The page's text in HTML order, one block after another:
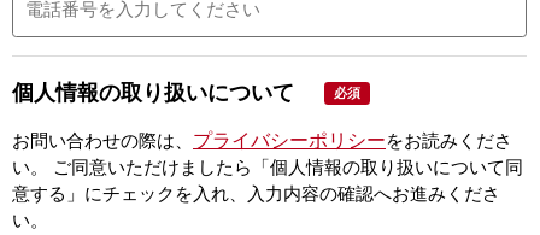
個人情報の取り扱いについて 必須
お問い合わせの際は、 プライバシーポリシーをお読みくださ
い。
ご同意いただけましたら「個人情報の取り扱いについて同
意する」にチェックを入れ、入力内容の確認へお進みくださ
い。